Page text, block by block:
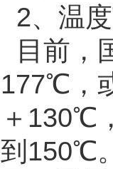
2、温
目前，
177℃，
＋130℃
到150℃